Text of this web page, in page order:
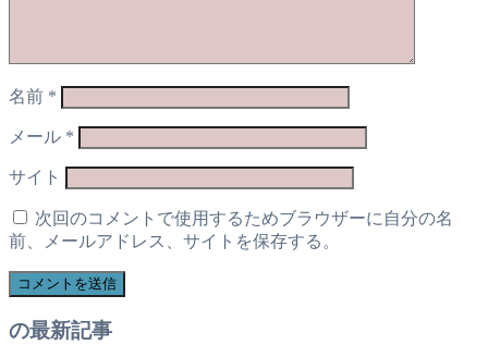
名前 *
メール *
サイト
次回のコメントで使用するためブラウザーに自分の名
前、メールアドレス、サイトを保存する。
の最新記事